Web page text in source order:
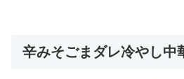
辛みそごまダレ冷やし中